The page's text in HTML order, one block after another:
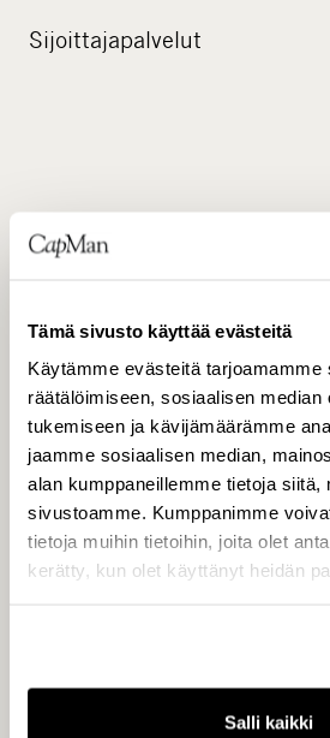
Tämä sivusto käyttää evästeitä
Käytämme evästeitä tarjoamamme
räätälöimiseen, sosiaalisen median
tukemiseen ja kävijämäärämme
jaamme sosiaalisen median,
alan kumppaneillemme tietoja siitä,
sivustoamme. Kumppanimme
tietoja muihin tietoihin, joita olet
kerätty, kun olet käyttänyt heidän
Salli kaikki
Sijoittajapalvelut
Helsingin pörssi
Keskeiset tiedotusvälineet